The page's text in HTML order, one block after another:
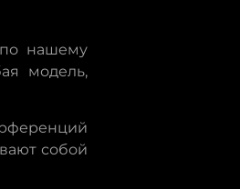
по нашему
модель,
собой